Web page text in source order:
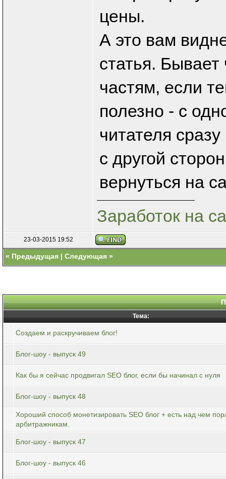
цены.
А это вам
статья.
частям, если
полезно - с
читателя
с другой
вернуться на
Заработок на
23-03-2015 19:52
« Предыдущая | Следующая »
Тема:
Создаем и раскручиваем блог!
Блог-шоу - выпуск 49
Как бы я сейчас продвигал SEO блог, если бы начинал с нуля
Блог-шоу - выпуск 48
Хороший способ монетизировать SEO блог + есть над чем
арбитражникам.
Блог-шоу - выпуск 47
Блог-шоу - выпуск 46